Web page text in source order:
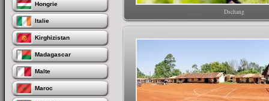
Hongrie
Italie
Kirghizistan
Madagascar
Malte
Maroc
Dschang